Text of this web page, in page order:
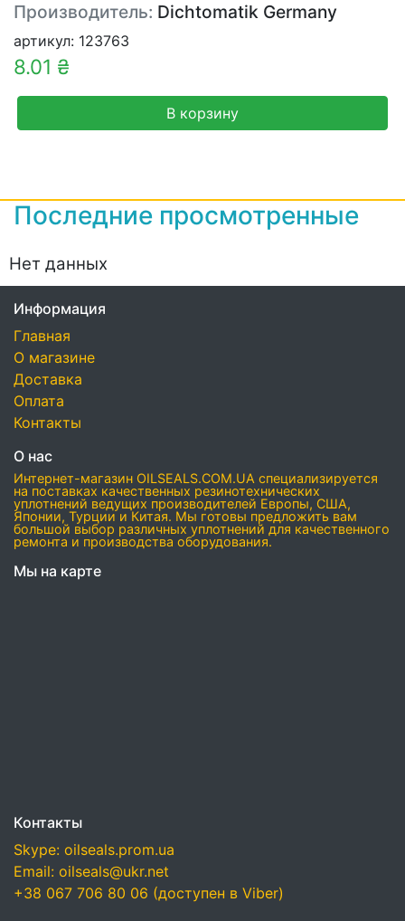
Производитель: Dichtomatik Germany
артикул: 123763
8.01 ₴
В корзину
Последние просмотренные
Нет данных
Информация
Главная
О магазине
Доставка
Оплата
Контакты
О нас
Интернет-магазин OILSEALS.COM.UA специализируется
на поставках качественных резинотехнических
уплотнений ведущих производителей Европы, США,
Японии, Турции и Китая. Мы готовы предложить вам
большой выбор различных уплотнений для качественного
ремонта и производства оборудования.
Мы на карте
Контакты
Skype: oilseals.prom.ua
Email: oilseals@ukr.net
+38 067 706 80 06 (доступен в Viber)